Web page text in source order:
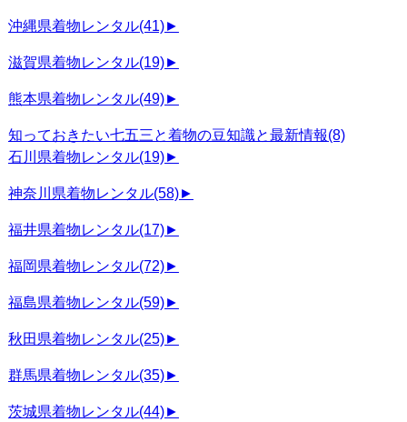
沖縄県着物レンタル(41)►
滋賀県着物レンタル(19)►
熊本県着物レンタル(49)►
知っておきたい七五三と着物の豆知識と最新情報(8)
石川県着物レンタル(19)►
神奈川県着物レンタル(58)►
福井県着物レンタル(17)►
福岡県着物レンタル(72)►
福島県着物レンタル(59)►
秋田県着物レンタル(25)►
群馬県着物レンタル(35)►
茨城県着物レンタル(44)►